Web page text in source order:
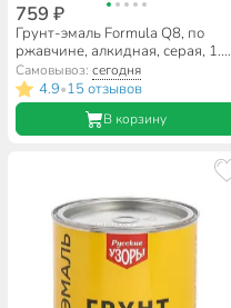
759 ₽
Грунт-эмаль Formula Q8, по
ржавчине, алкидная, серая, 1.8
кг
Самовывоз:сегодня
4.9•15 отзывов
В корзину